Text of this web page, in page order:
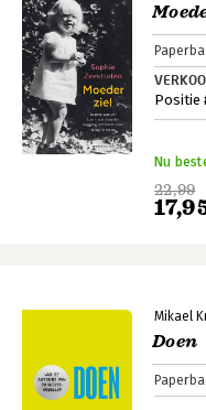
Positie
22,99
Nu
Mikael
Doen